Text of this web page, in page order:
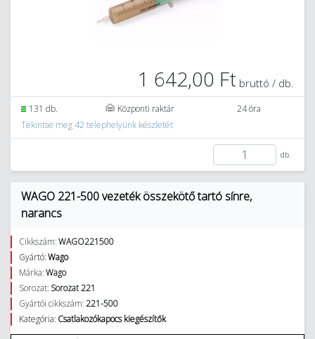
1 642,00 Ft bruttó / db.
131 db. Központi raktár
24 óra
Tekintse meg 42 telephelyünk készletét
db.
WAGO 221-500 vezeték összekötő tartó sínre,
narancs
Cikkszám:WAGO221500
Gyártó:Wago
Márka:Wago
Sorozat: Sorozat 221
Gyártói cikkszám:221-500
Kategória: Csatlakozókapocs kiegészítők